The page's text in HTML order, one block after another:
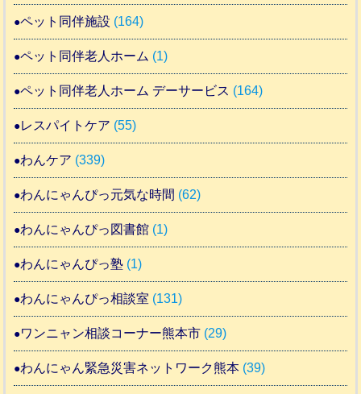
ペット同伴施設 (164)
ペット同伴老人ホーム (1)
ペット同伴老人ホーム デーサービス (164)
レスパイトケア (55)
わんケア (339)
わんにゃんぴっ元気な時間 (62)
わんにゃんぴっ図書館 (1)
わんにゃんぴっ塾 (1)
わんにゃんぴっ相談室 (131)
ワンニャン相談コーナー熊本市 (29)
わんにゃん緊急災害ネットワーク熊本 (39)